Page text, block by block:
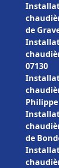
de
07130
Philippe
de